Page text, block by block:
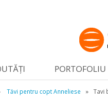
PORTOFOLIU
Tăvi pentru copt Anneliese » Tavi